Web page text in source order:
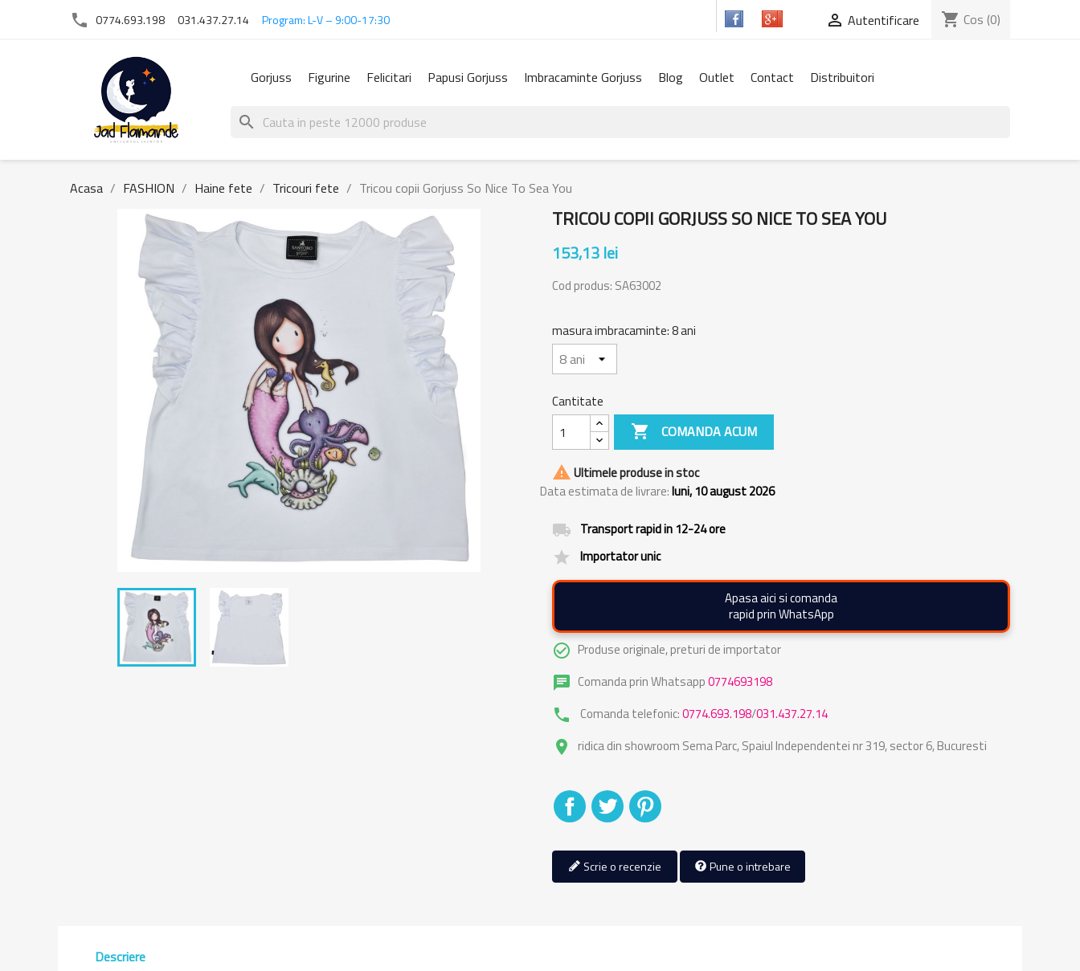
phone 0774.693.198 031.437.27.14 Program: L-V – 9:00-17:30  Autentificare shopping_cart Cos (0)
Gorjuss Figurine Felicitari Papusi Gorjuss Imbracaminte Gorjuss Blog Outlet Contact Distribuitori
search
Acasa FASHION Haine fete Tricouri fete Tricou copii Gorjuss So Nice To Sea You
TRICOU COPII GORJUSS SO NICE TO SEA YOU
153,13 lei
Cod produs: SA63002
masura imbracaminte: 8 ani
Cantitate
 COMANDA ACUM
 Ultimele produse in stoc
Data estimata de livrare:luni, 10 august 2026
local_shipping Transport rapid in 12-24 ore
grade Importator unic
Apasa aici si comanda
rapid prin WhatsApp
check_circle_outline Produse originale, preturi de importator
chat Comanda prin Whatsapp0774693198
phone Comanda telefonic:0774.693.198/031.437.27.14
place ridica din showroom Sema Parc, Spaiul Independentei nr 319, sector 6, Bucuresti
DistribuitiTweet
Scrie o recenzie Pune o intrebare
Descriere